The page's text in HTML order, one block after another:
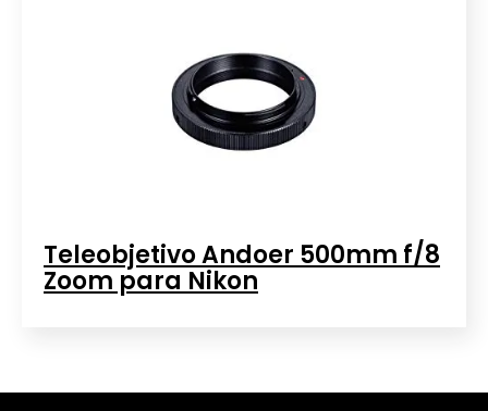
Teleobjetivo Andoer 500mm f/8
Zoom para Nikon